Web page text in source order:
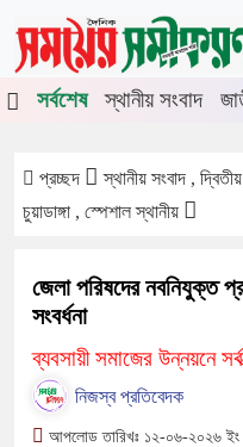
শিরোনাম
মেহেরপুরে জামায়াতের
সর্বশেষ
স্থানীয় সংবাদ
প্রচ্ছদ
স্থানীয় সংবাদ ,
চুয়াডাঙ্গা , স্পেশাল স্থানীয়
জেলা পরিষদের নবনিযুক্ত
সংবর্ধনা
ব্যবসায়ী সমাজের উন্নয়নে
নিজস্ব প্রতিবেদক
আপলোড তারিখঃ ১২-০৬-২০২৬ ইং